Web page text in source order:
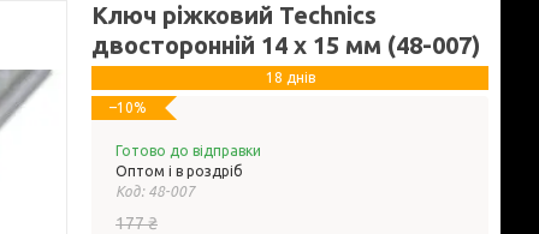
Ключ ріжковий Technics
двосторонній 14 х 15 мм (48-007)
18 днів
–10%
Готово до відправки
Оптом і в роздріб
Код: 48-007
177 ₴